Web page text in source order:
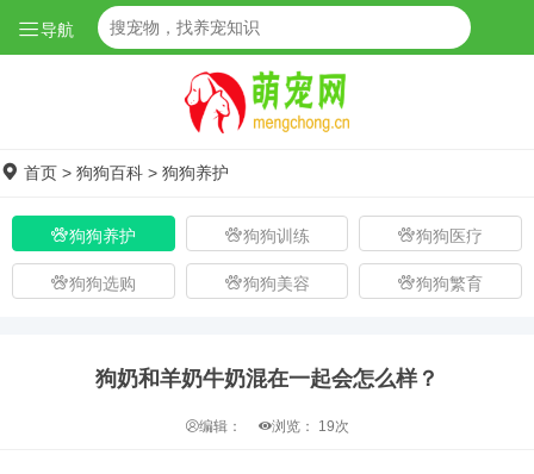
导航
首页 > 狗狗百科 > 狗狗养护
狗狗养护 狗狗训练 狗狗医疗
狗狗选购 狗狗美容 狗狗繁育
狗奶和羊奶牛奶混在一起会怎么样？
编辑： 浏览： 19次